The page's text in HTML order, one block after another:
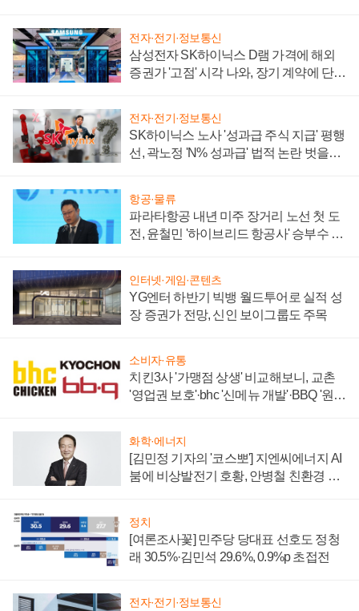
전자·전기·정보통신
삼성전자 SK하이닉스 D램 가격에 해외
증권가 '고점' 시각 나와, 장기 계약에 단점
전자·전기·정보통신
SK하이닉스 노사 '성과급 주식 지급' 평행
선, 곽노정 'N% 성과급' 법적 논란 벗을지
항공·물류
파라타항공 내년 미주 장거리 노선 첫 도
전, 윤철민 '하이브리드 항공사' 승부수 통
인터넷·게임·콘텐츠
YG엔터 하반기 빅뱅 월드투어로 실적 성
장 증권가 전망, 신인 보이그룹도 주목
소비자·유통
치킨3사 '가맹점 상생' 비교해보니, 교촌
'영업권 보호'·bhc '신메뉴 개발'·BBQ '원가
화학·에너지
[김민정 기자의 '코스뽀'] 지엔씨에너지 AI
붐에 비상발전기 호황, 안병철 친환경 에
정치
[여론조사꽃] 민주당 당대표 선호도 정청
래 30.5%·김민석 29.6%, 0.9%p 초접전
전자·전기·정보통신